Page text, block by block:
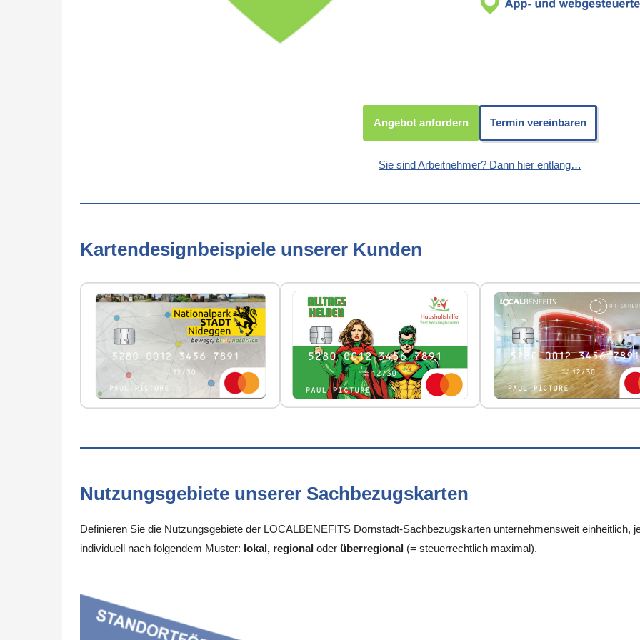
Angebot anfordern Termin vereinbaren
Sie sind Arbeitnehmer? Dann hier entlang…
Kartendesignbeispiele unserer Kunden
Nutzungsgebiete unserer Sachbezugskarten
Definieren Sie die Nutzungsgebiete der LOCALBENEFITS Dornstadt-Sachbezugskarten unternehmensweit einheitlich,
individuell nach folgendem Muster: lokal, regional oder überregional (= steuerrechtlich maximal).